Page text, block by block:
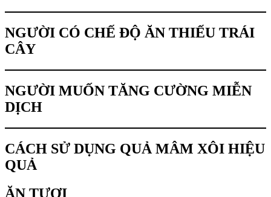
NGƯỜI CÓ CHẾ ĐỘ ĂN THIẾU TRÁI
CÂY
NGƯỜI MUỐN TĂNG CƯỜNG MIỄN
DỊCH
CÁCH SỬ DỤNG QUẢ MÂM XÔI HIỆU
QUẢ
ĂN TƯƠI